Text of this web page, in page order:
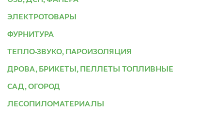
ЭЛЕКТРОТОВАРЫ
ФУРНИТУРА
ТЕПЛО-ЗВУКО, ПАРОИЗОЛЯЦИЯ
ДРОВА, БРИКЕТЫ, ПЕЛЛЕТЫ ТОПЛИВНЫЕ
САД, ОГОРОД
ЛЕСОПИЛОМАТЕРИАЛЫ